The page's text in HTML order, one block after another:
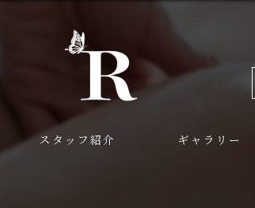
スタッフ紹介 ギャラリー